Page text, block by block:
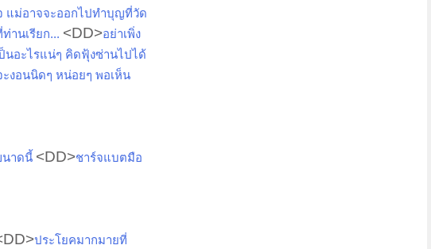
แม่อาจจะออกไปทำบุญที่วัด
านเรียก... <DD>อย่าเพิ่ง
ป็นอะไรแน่ๆ คิดฟุ้งซ่านไปได้
งอนนิดๆ หน่อยๆ พอเห็น
นาดนี้ <DD>ชาร์จแบตมือ
ประโยคมากมายที่